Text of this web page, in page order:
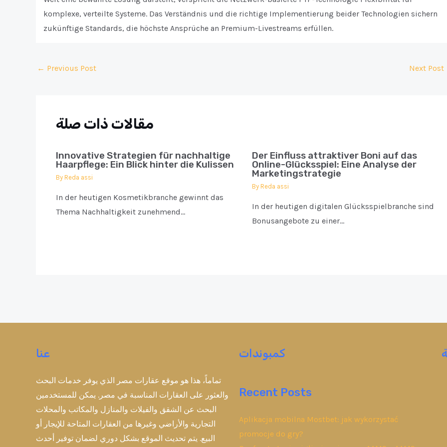
komplexe, verteilte Systeme. Das Verständnis und die richtige Implementierung beider Technologien sichern
zukünftige Standards, die höchste Ansprüche an Premium-Livestreams erfüllen.
Post
← Previous Post Next Post
مقالات ذات صلة
Innovative Strategien für nachhaltige
Haarpflege: Ein Blick hinter die Kulissen
By Reda assi
In der heutigen Kosmetikbranche gewinnt das
Thema Nachhaltigkeit zunehmend…
Der Einfluss attraktiver Boni auf das
Online-Glücksspiel: Eine Analyse der
Marketingstrategie
By Reda assi
In der heutigen digitalen Glücksspielbranche sind
Bonusangebote zu einer…
عنا
تماماً، هذا هو موقع عقارات مصر الذي يوفر خدمات البحث
والعثور على العقارات المناسبة في مصر. يمكن للمستخدمين
البحث عن الشقق والفيلات والمنازل والمكاتب والمحلات
التجارية والأراضي وغيرها من العقارات المتاحة للإيجار أو
البيع. يتم تحديث الموقع بشكل دوري لضمان توفير أحدث
كمبوندات
Recent Posts
Aplikacja mobilna Mostbet: jak wykorzystać
promocje do gry?